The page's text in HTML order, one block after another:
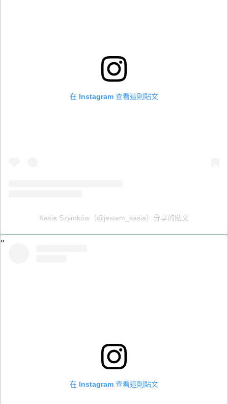
在 Instagram 查看這則貼文
Kasia Szymków（@jestem_kasia）分享的貼文
在 Instagram 查看這則貼文